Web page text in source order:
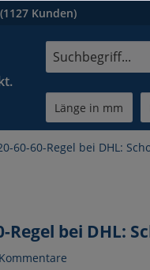
(1127 Kunden)
60-60-Regel bei DHL:
Regel bei DHL: